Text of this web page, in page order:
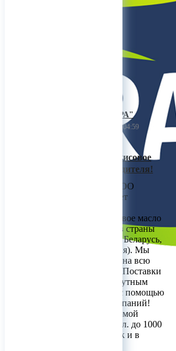
ООО "ТАЙРА"
24 ноября 2022 04:59
Рафинирование Рисовое
масло от производителя!
Наша компания ООО
"ТАЙРА" реализует
растительное рисовое масло
по всей России и в страны
ЕАЭС (Казахстан, Беларусь,
Армения, Киргизия). Мы
принимает заявки на всю
нашу продукцию! Поставки
осуществляем попутным
транспортом или с помощью
транспортных компаний!
Объемы поставляемой
продукции от 200 л. до 1000
л. как наливом, так и в